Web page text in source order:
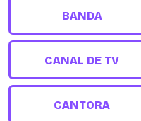
BANDA
CANAL DE TV
CANTORA